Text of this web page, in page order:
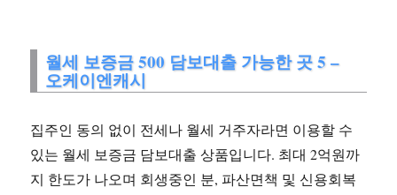
월세 보증금 500 담보대출 가능한 곳 5 –
오케이엔캐시
집주인 동의 없이 전세나 월세 거주자라면 이용할 수
있는 월세 보증금 담보대출 상품입니다. 최대 2억원까
지 한도가 나오며 회생중인 분, 파산면책 및 신용회복